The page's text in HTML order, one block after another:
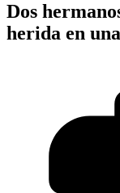
Dos
herida en